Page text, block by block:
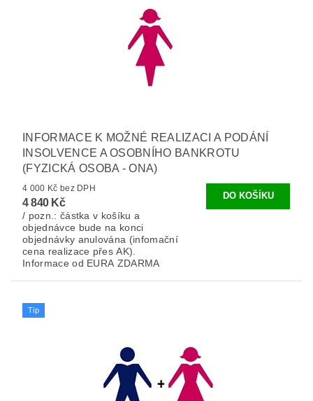
INFORMACE K MOŽNÉ REALIZACI A PODÁNÍ
INSOLVENCE A OSOBNÍHO BANKROTU
(FYZICKÁ OSOBA - ONA)
4 000 Kč bez DPH
4 840 Kč
/ pozn.: částka v košíku a
objednávce bude na konci
objednávky anulována (infomační
cena realizace přes AK).
Informace od EURA ZDARMA
Tip